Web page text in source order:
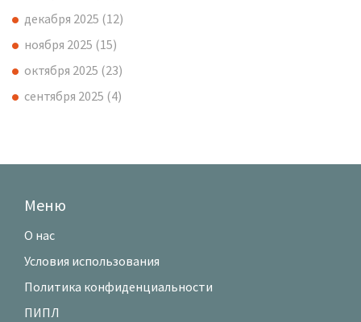
декабря 2025 (12)
ноября 2025 (15)
октября 2025 (23)
сентября 2025 (4)
Меню
О нас
Условия использования
Политика конфиденциальности
ПИПЛ